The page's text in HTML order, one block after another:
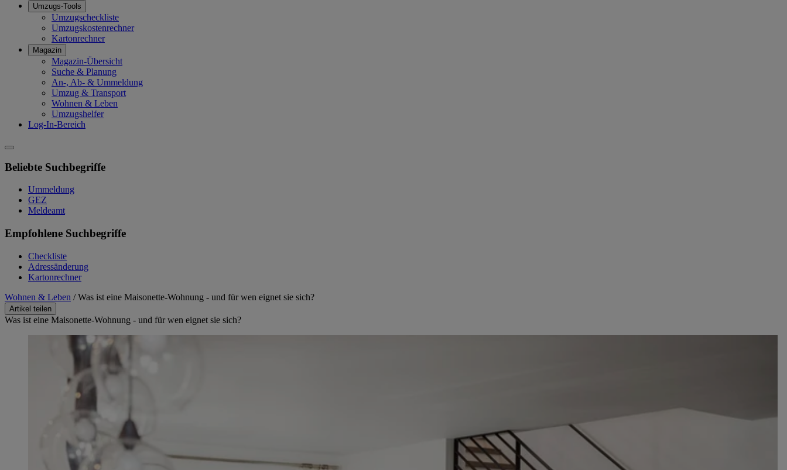
Umzugs-Tools
Umzugscheckliste
Umzugskostenrechner
Kartonrechner
Magazin
Magazin-Übersicht
Suche & Planung
An-, Ab- & Ummeldung
Umzug & Transport
Wohnen & Leben
Umzugshelfer
Log-In-Bereich
Beliebte Suchbegriffe
Ummeldung
GEZ
Meldeamt
Empfohlene Suchbegriffe
Checkliste
Adressänderung
Kartonrechner
Wohnen & Leben / Was ist eine Maisonette-Wohnung - und für wen eignet sie sich?
Artikel teilen
Was ist eine Maisonette-Wohnung - und für wen eignet sie sich?